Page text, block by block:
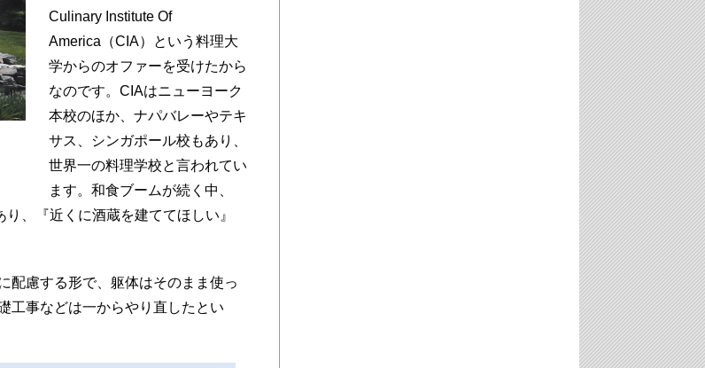
Culinary Institute Of
America（CIA）という料理大
学からのオファーを受けたから
なのです。CIAはニューヨーク
本校のほか、ナパバレーやテキ
サス、シンガポール校もあり、
世界一の料理学校と言われてい
ます。和食ブームが続く中、
、『近くに酒蔵を建ててほしい』
慮する形で、躯体はそのまま使っ
工事などは一からやり直したとい